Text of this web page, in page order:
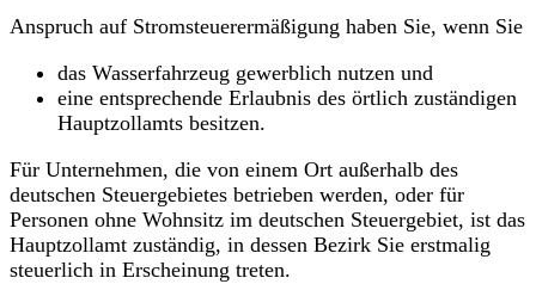
Anspruch auf Stromsteuerermäßigung haben Sie, wenn Sie
das Wasserfahrzeug gewerblich nutzen und
eine entsprechende Erlaubnis des örtlich zuständigen
Hauptzollamts besitzen.
Für Unternehmen, die von einem Ort außerhalb des
deutschen Steuergebietes betrieben werden, oder für
Personen ohne Wohnsitz im deutschen Steuergebiet, ist das
Hauptzollamt zuständig, in dessen Bezirk Sie erstmalig
steuerlich in Erscheinung treten.